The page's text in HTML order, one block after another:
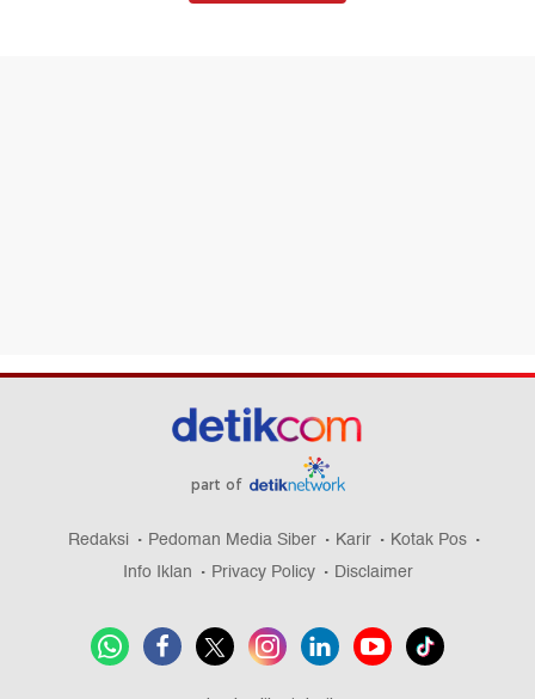
part of
Redaksi Pedoman Media Siber Karir
Kotak Pos
Info Iklan
Privacy Policy Disclaimer